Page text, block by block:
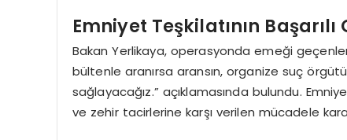
Emniyet Teşkilatının
Bakan Yerlikaya, operasyonda emeği
bültenle aranırsa aransın, organize suç
sağlayacağız.” açıklamasında bulundu.
ve zehir tacirlerine karşı verilen mücadele